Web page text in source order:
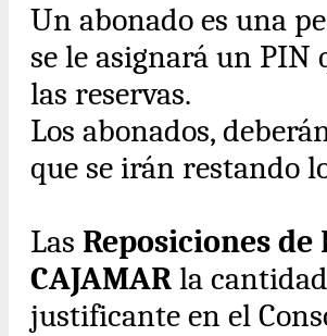
Un abonado es una
se le asignará un
las reservas.
Los abonados,
que se irán restando
Las Reposiciones de
CAJAMAR la
justificante en el